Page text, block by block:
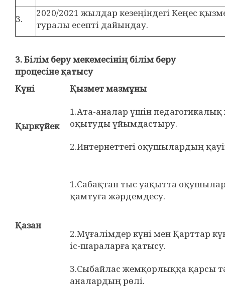
3.​
2020/2021 жылдар кезеңіндегі Кеңес
туралы есепті дайындау.
3.​Білім беру мекемесінің білім беру
процесіне қатысу
Күні
Қызмет мазмұны
Қыркүйек
1.Ата-аналар үшін
оқытуды ұйымдастыру.
2.Интернеттегі оқушылардың
Қазан
1.Сабақтан тыс уақытта
қамтуға жәрдемдесу.
2.Мұғалімдер күні мен Қарттар
іс-шараларға қатысу.
3.Сыбайлас жемқорлыққа қарсы
аналардың рөлі.